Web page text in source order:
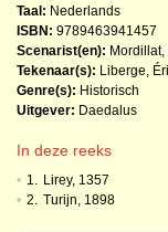
Taal: Nederlands
ISBN: 9789463941457
Scenarist(en): Mordillat,
Tekenaar(s): Liberge,
Genre(s): Historisch
Uitgever: Daedalus
In deze reeks
• 1. Lirey, 1357
• 2. Turijn, 1898